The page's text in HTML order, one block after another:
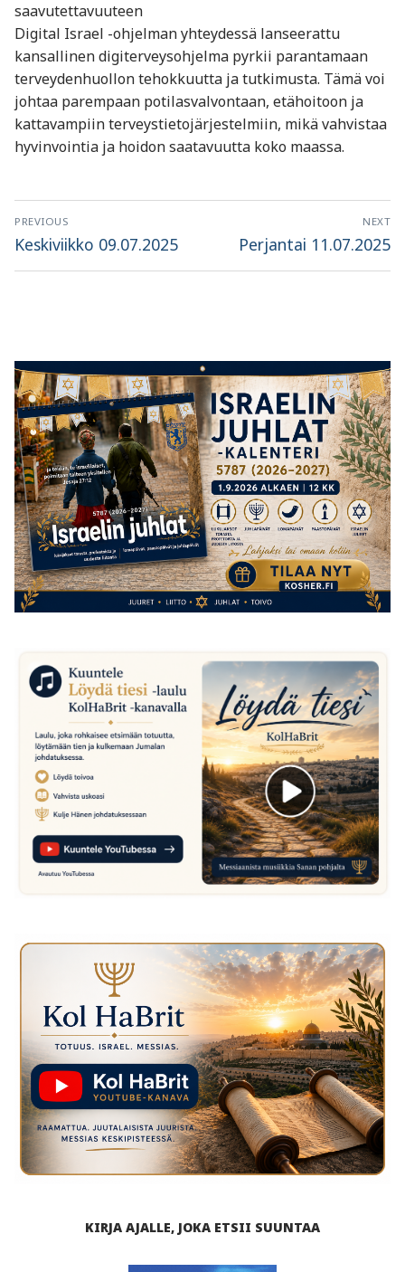
saavutettavuuteen
Digital Israel -ohjelman yhteydessä lanseerattu
kansallinen digiterveysohjelma pyrkii parantamaan
terveydenhuollon tehokkuutta ja tutkimusta. Tämä voi
johtaa parempaan potilasvalvontaan, etähoitoon ja
kattavampiin terveystietojärjestelmiin, mikä vahvistaa
hyvinvointia ja hoidon saatavuutta koko maassa.
Artikkelien
selaus
PREVIOUS
Previous
Keskiviikko 09.07.2025
NEXT
Next
Perjantai 11.07.2025
KIRJA AJALLE, JOKA ETSII SUUNTAA